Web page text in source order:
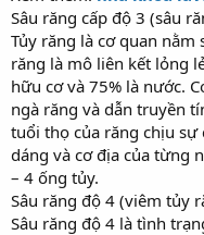
Sâu răng cấp độ 3 (sâu
Tủy răng là cơ quan nằm
răng là mô liên kết lỏng
hữu cơ và 75% là nước.
ngà răng và dẫn truyền
tuổi thọ của răng chịu sự
dáng và cơ địa của từng
– 4 ống tủy.
Sâu răng độ 4 (viêm tủy
Sâu răng độ 4 là tình